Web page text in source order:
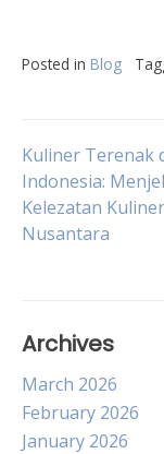
Posted in Blog
Post
Kuliner Terenak
Indonesia:
Kelezatan Kuliner
Nusantara
Archives
March 2026
February 2026
January 2026